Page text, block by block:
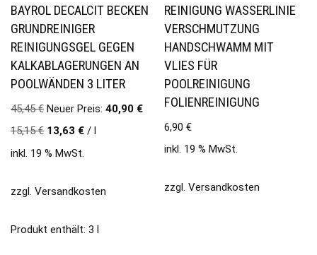
BAYROL DECALCIT BECKEN
GRUNDREINIGER
REINIGUNGSGEL GEGEN
KALKABLAGERUNGEN AN
POOLWÄNDEN 3 LITER
45,45€ Neuer Preis: 40,90 €
15,15€ 13,63 € /
inkl. 19 % MwSt.
zzgl. Versandkosten
Produkt enthält: 3 l
REINIGUNG WASSERLINIE
VERSCHMUTZUNG
HANDSCHWAMM MIT
VLIES FÜR
POOLREINIGUNG
FOLIENREINIGUNG
6,90€
inkl. 19 % MwSt.
zzgl.Versandkosten